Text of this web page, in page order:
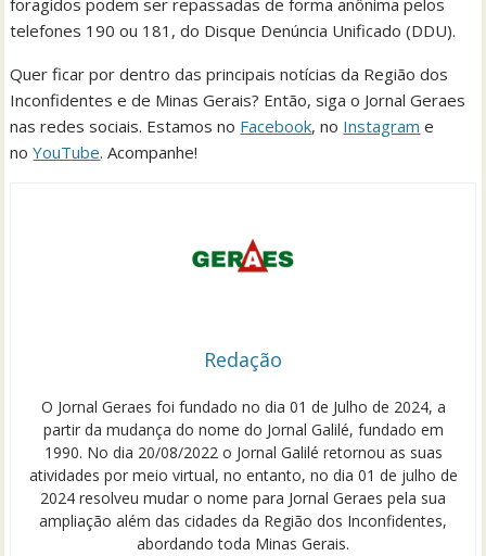
foragidos podem ser repassadas de forma anônima pelos
telefones 190 ou 181, do Disque Denúncia Unificado (DDU).
Quer ficar por dentro das principais notícias da Região dos
Inconfidentes e de Minas Gerais? Então, siga o Jornal Geraes
nas redes sociais. Estamos no Facebook, no Instagram e
noYouTube. Acompanhe!
Redação
O Jornal Geraes foi fundado no dia 01 de Julho de 2024, a
partir da mudança do nome do Jornal Galilé, fundado em
1990. No dia 20/08/2022 o Jornal Galilé retornou as suas
atividades por meio virtual, no entanto, no dia 01 de julho de
2024 resolveu mudar o nome para Jornal Geraes pela sua
ampliação além das cidades da Região dos Inconfidentes,
abordando toda Minas Gerais.